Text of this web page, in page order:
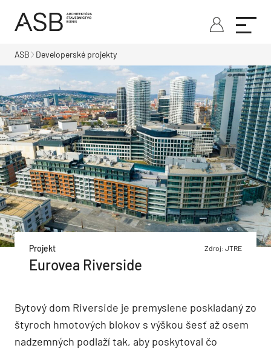
ASB Developerské projekty
Projekt Zdroj: JTRE
Eurovea Riverside
Bytový dom Riverside je premyslene poskladaný zo
štyroch hmotových blokov s výškou šesť až osem
nadzemných podlaží tak, aby poskytoval čo